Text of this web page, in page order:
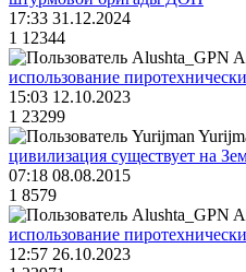
17:33 31.12.2024
1 12344
использование
15:03 12.10.2023
1 23299
цивилизация существует на
07:18 08.08.2015
1 8579
использование
12:57 26.10.2023